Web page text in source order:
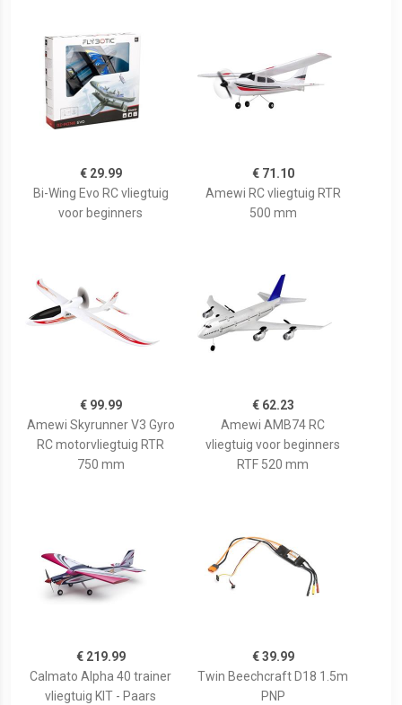
€ 29.99
Bi-Wing Evo RC vliegtuig
voor beginners
€ 71.10
Amewi RC vliegtuig RTR
500 mm
€ 99.99
Amewi Skyrunner V3 Gyro
RC motorvliegtuig RTR
750 mm
€ 62.23
Amewi AMB74 RC
vliegtuig voor beginners
RTF 520 mm
€ 219.99
Calmato Alpha 40 trainer
vliegtuig KIT - Paars
€ 39.99
Twin Beechcraft D18 1.5m
PNP